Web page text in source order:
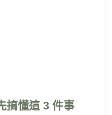
搞懂這 3 件事